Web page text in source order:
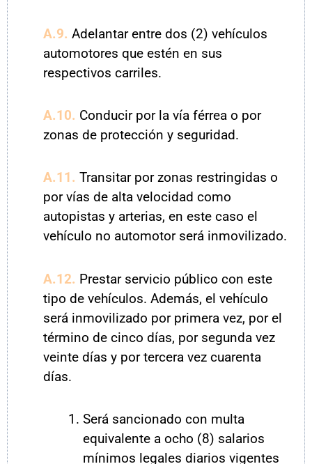
A.9. Adelantar entre dos (2) vehículos
automotores que estén en sus
respectivos carriles.
A.10. Conducir por la vía férrea o por
zonas de protección y seguridad.
A.11. Transitar por zonas restringidas o
por vías de alta velocidad como
autopistas y arterias, en este caso el
vehículo no automotor será inmovilizado.
A.12. Prestar servicio público con este
tipo de vehículos. Además, el vehículo
será inmovilizado por primera vez, por el
término de cinco días, por segunda vez
veinte días y por tercera vez cuarenta
días.
Será sancionado con multa
equivalente a ocho (8) salarios
mínimos legales diarios vigentes